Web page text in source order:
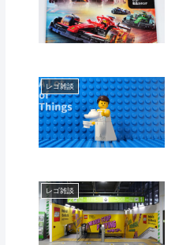
レゴ雑談
レゴ雑談